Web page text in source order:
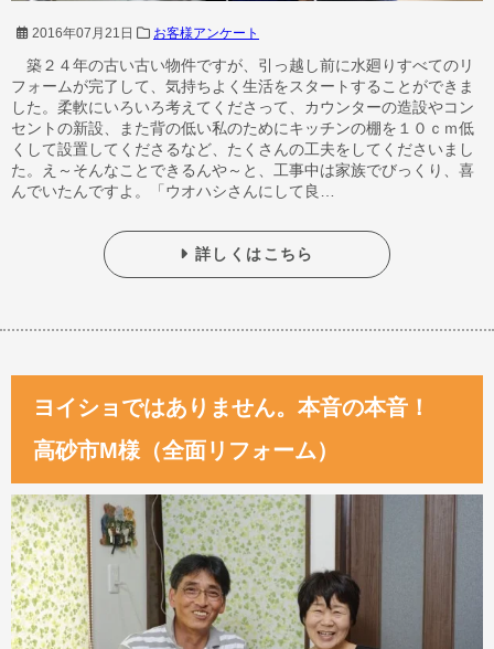
2016年07月21日 お客様アンケート
築２４年の古い古い物件ですが、引っ越し前に水廻りすべてのリ
フォームが完了して、気持ちよく生活をスタートすることができま
した。柔軟にいろいろ考えてくださって、カウンターの造設やコン
セントの新設、また背の低い私のためにキッチンの棚を１０ｃｍ低
くして設置してくださるなど、たくさんの工夫をしてくださいまし
た。え～そんなことできるんや～と、工事中は家族でびっくり、喜
んでいたんですよ。「ウオハシさんにして良…
詳しくはこちら
ヨイショではありません。本音の本音！
高砂市M様（全面リフォーム）